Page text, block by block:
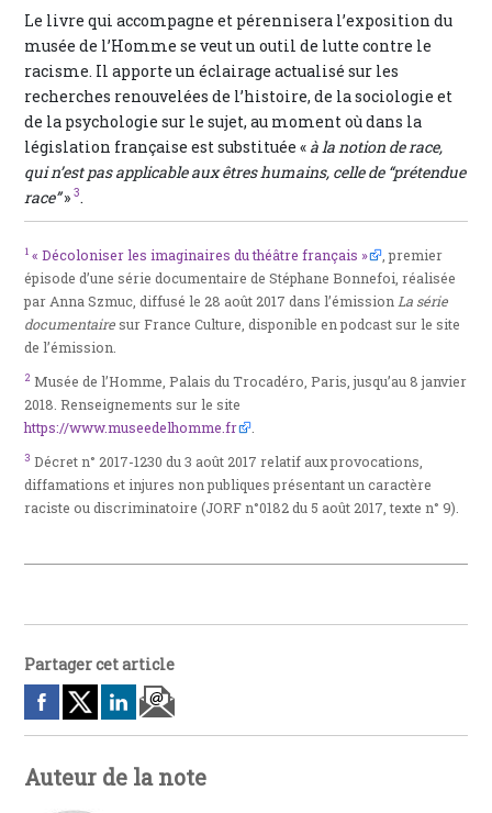
Le livre qui accompagne et pérennisera l’exposition du
musée de l’Homme se veut un outil de lutte contre le
racisme. Il apporte un éclairage actualisé sur les
recherches renouvelées de l’histoire, de la sociologie et
de la psychologie sur le sujet, au moment où dans la
législation française est substituée « à la notion de race,
qui n’est pas applicable aux êtres humains, celle de “prétendue
race”» 3.
1 « Décoloniser les imaginaires du théâtre français »
, premier
épisode d’une série documentaire de Stéphane Bonnefoi, réalisée
par Anna Szmuc, diffusé le 28 août 2017 dans l’émission La série
documentairesur France Culture, disponible en podcast sur le site
de l’émission.
2 Musée de l’Homme, Palais du Trocadéro, Paris, jusqu’au 8 janvier
2018. Renseignements sur le site
https://www.museedelhomme.fr
3 Décret n° 2017-1230 du 3 août 2017 relatif aux provocations,
diffamations et injures non publiques présentant un caractère
raciste ou discriminatoire (JORF n°0182 du 5 août 2017, texte n° 9).
Partager cet article
Auteur de la note